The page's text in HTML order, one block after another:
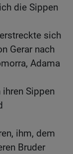
die Sippen
sich
Gerar nach
Adama
Sippen
ihm, dem
Bruder